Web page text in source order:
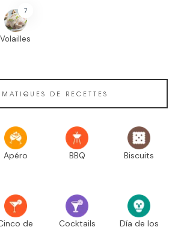
7
Volailles
DE RECETTES
Apéro BBQ Biscuits
de
Cocktails
Día de los